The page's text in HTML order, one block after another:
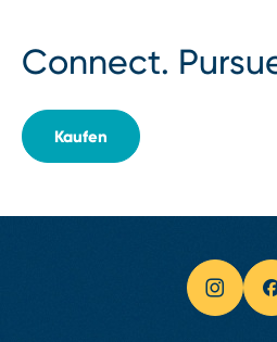
Connect.
Kaufen